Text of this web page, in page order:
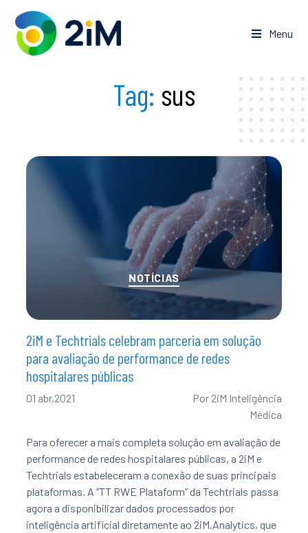
para
conteúdo
Menu
Tag: sus
NOTÍCIAS
2iM e Techtrials celebram parceria em solução
para avaliação de performance de redes
hospitalares públicas
01 abr,2021 Por 2iM Inteligência
Médica
Para oferecer a mais completa solução em avaliação de
performance de redes hospitalares públicas, a 2iM e
Techtrials estabeleceram a conexão de suas principais
plataformas. A “TT RWE Plataform” da Techtrials passa
agora a disponibilizar dados processados por
inteligência artificial diretamente ao 2iM.Analytics, que